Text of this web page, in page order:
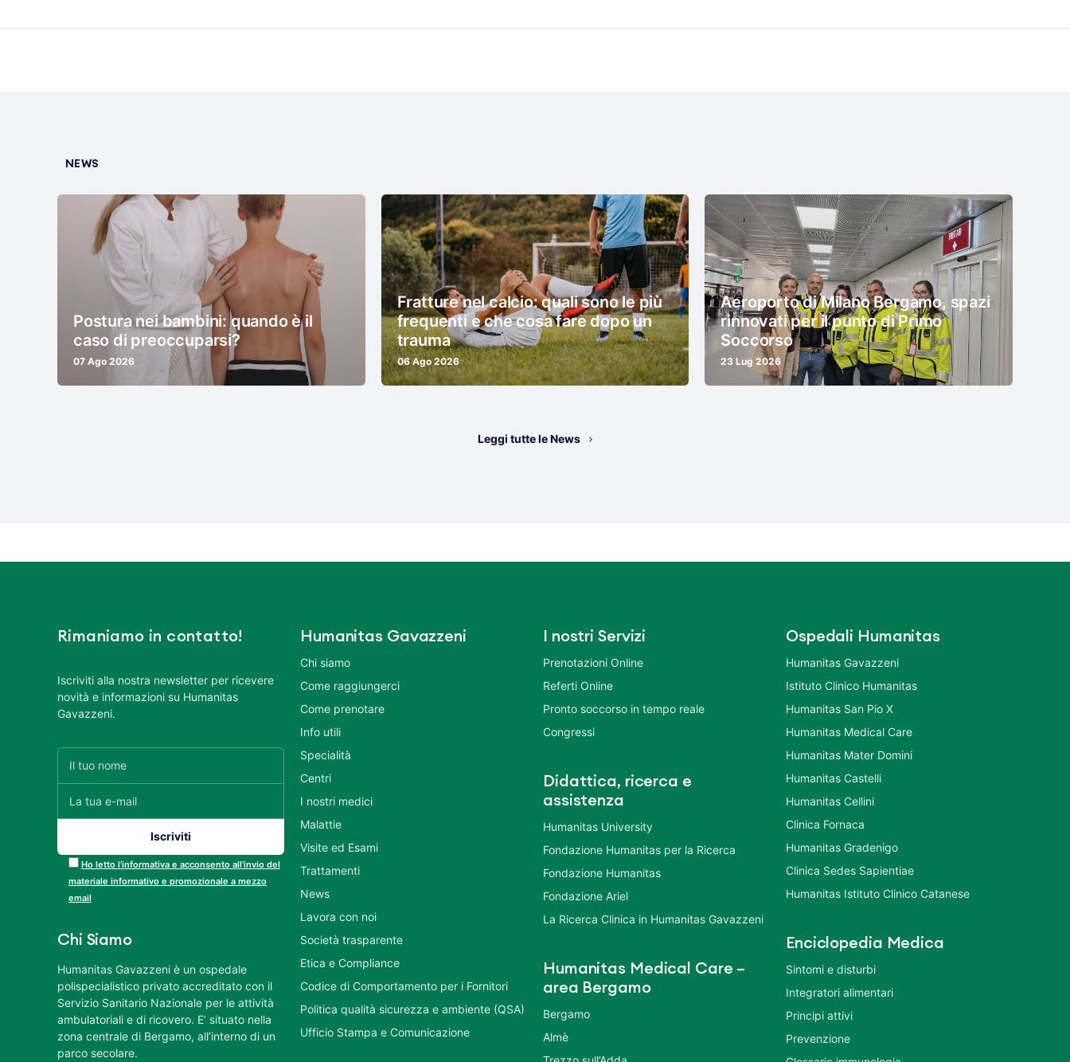
NEWS
Postura nei bambini: quando è il
caso di preoccuparsi?
07 Ago 2026
Fratture nel calcio: quali sono le più
frequenti e che cosa fare dopo un
trauma
06 Ago 2026
Aeroporto di Milano Bergamo, spazi
rinnovati per il punto di Primo
Soccorso
23 Lug 2026
Leggi tutte le News
Rimaniamo in contatto!
Iscriviti alla nostra newsletter per ricevere
novità e informazioni su Humanitas
Gavazzeni.
Ho letto l’informativa e acconsento all’invio del
materiale informativo e promozionale a mezzo
email
Chi Siamo
Humanitas Gavazzeni è un ospedale
polispecialistico privato accreditato con il
Servizio Sanitario Nazionale per le attività
ambulatoriali e di ricovero. E’ situato nella
zona centrale di Bergamo, all’interno di un
parco secolare.
Humanitas Gavazzeni
Chi siamo
Come raggiungerci
Come prenotare
Info utili
Specialità
Centri
I nostri medici
Malattie
Visite ed Esami
Trattamenti
News
Lavora con noi
Società trasparente
Etica e Compliance
Codice di Comportamento per i Fornitori
Politica qualità sicurezza e ambiente (QSA)
Ufficio Stampa e Comunicazione
I nostri Servizi
Prenotazioni Online
Referti Online
Pronto soccorso in tempo reale
Congressi
Didattica, ricerca e
assistenza
Humanitas University
Fondazione Humanitas per la Ricerca
Fondazione Humanitas
Fondazione Ariel
La Ricerca Clinica in Humanitas Gavazzeni
Humanitas Medical Care –
area Bergamo
Bergamo
Almè
Ospedali Humanitas
Humanitas Gavazzeni
Istituto Clinico Humanitas
Humanitas San Pio X
Humanitas Medical Care
Humanitas Mater Domini
Humanitas Castelli
Humanitas Cellini
Clinica Fornaca
Humanitas Gradenigo
Clinica Sedes Sapientiae
Humanitas Istituto Clinico Catanese
Enciclopedia Medica
Sintomi e disturbi
Integratori alimentari
Principi attivi
Prevenzione